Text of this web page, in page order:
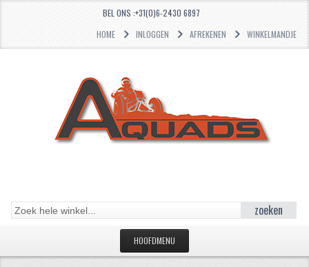
BEL ONS :+31(0)6-2430 6897
HOME
INLOGGEN AFREKENEN WINKELMANDJE
zoeken
HOOFDMENU